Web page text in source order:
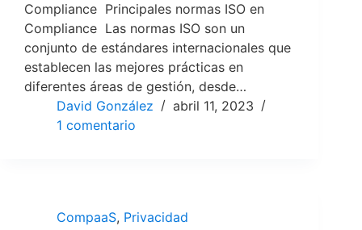
Compliance Principales normas ISO en
Compliance Las normas ISO son un
conjunto de estándares internacionales que
establecen las mejores prácticas en
diferentes áreas de gestión, desde…
David González
abril 11, 2023
1 comentario
CompaaS, Privacidad